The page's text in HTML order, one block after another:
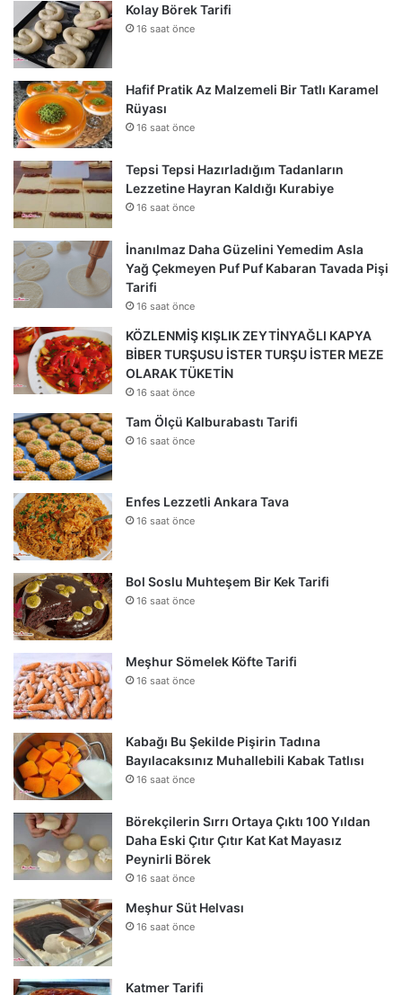
Kolay Börek Tarifi
16 saat önce
Hafif Pratik Az Malzemeli Bir Tatlı Karamel
Rüyası
16 saat önce
Tepsi Tepsi Hazırladığım Tadanların
Lezzetine Hayran Kaldığı Kurabiye
16 saat önce
İnanılmaz Daha Güzelini Yemedim Asla
Yağ Çekmeyen Puf Puf Kabaran Tavada Pişi
Tarifi
16 saat önce
KÖZLENMİŞ KIŞLIK ZEYTİNYAĞLI KAPYA
BİBER TURŞUSU İSTER TURŞU İSTER MEZE
OLARAK TÜKETİN
16 saat önce
Tam Ölçü Kalburabastı Tarifi
16 saat önce
Enfes Lezzetli Ankara Tava
16 saat önce
Bol Soslu Muhteşem Bir Kek Tarifi
16 saat önce
Meşhur Sömelek Köfte Tarifi
16 saat önce
Kabağı Bu Şekilde Pişirin Tadına
Bayılacaksınız Muhallebili Kabak Tatlısı
16 saat önce
Börekçilerin Sırrı Ortaya Çıktı 100 Yıldan
Daha Eski Çıtır Çıtır Kat Kat Mayasız
Peynirli Börek
16 saat önce
Meşhur Süt Helvası
16 saat önce
Katmer Tarifi